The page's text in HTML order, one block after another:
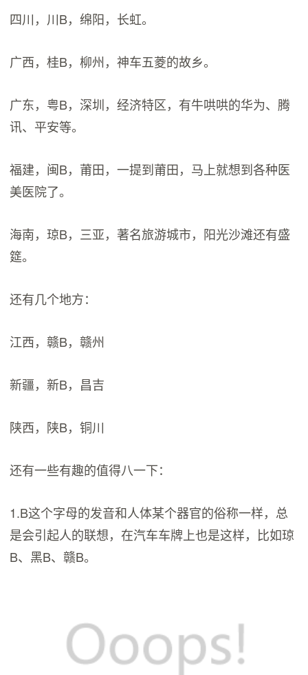
四川，川B，绵阳，长虹。
广西，桂B，柳州，神车五菱的故乡。
广东，粤B，深圳，经济特区，有牛哄哄的华为、腾
讯、平安等。
福建，闽B，莆田，一提到莆田，马上就想到各种医
美医院了。
海南，琼B，三亚，著名旅游城市，阳光沙滩还有盛
筵。
还有几个地方：
江西，赣B，赣州
新疆，新B，昌吉
陕西，陕B，铜川
还有一些有趣的值得八一下：
1.B这个字母的发音和人体某个器官的俗称一样，总
是会引起人的联想，在汽车车牌上也是这样，比如琼
B、黑B、赣B。